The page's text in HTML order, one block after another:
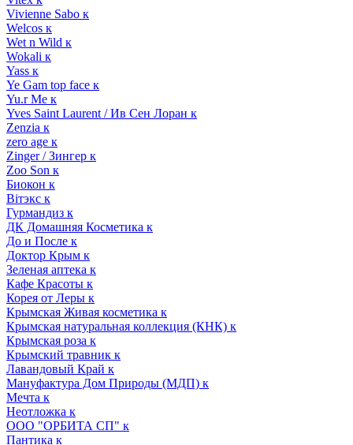
Vivienne Sabo к
Welcos к
Wet n Wild к
Wokali к
Yass к
Ye Gam top face к
Yu.r Me к
Yves Saint Laurent / Ив Сен Лоран к
Zenzia к
zero age к
Zinger / Зингер к
Zoo Son к
Биокон к
Вiтэкс к
Гурмандиз к
ДК Домашняя Косметика к
До и После к
Доктор Крым к
Зеленая аптека к
Кафе Красоты к
Корея от Леры к
Крымская Живая косметика к
Крымская натуральная коллекция (КНК) к
Крымская роза к
Крымский травник к
Лавандовый Край к
Мануфактура Дом Природы (МДП) к
Мечта к
Неотложка к
ООО "ОРБИТА СП" к
Пантика к